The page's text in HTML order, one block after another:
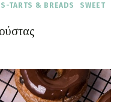
TARTS & BREADS
SWEET